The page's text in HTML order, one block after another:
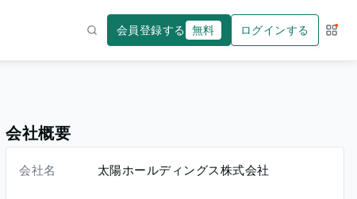
会員登録する 無料 ログインする サー
会社概要
会社名 太陽ホールディングス株式会社